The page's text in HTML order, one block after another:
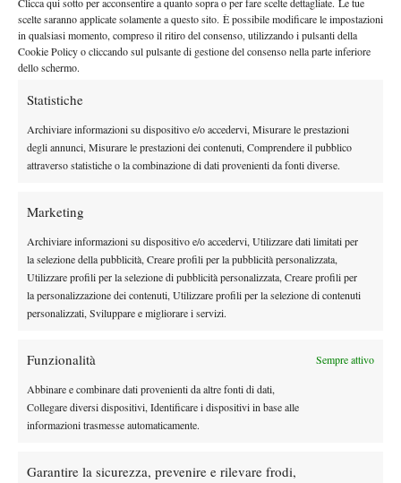
scelte saranno applicate solamente a questo sito. È possibile modificare le impostazioni
in qualsiasi momento, compreso il ritiro del consenso, utilizzando i pulsanti della
Cookie Policy o cliccando sul pulsante di gestione del consenso nella parte inferiore
dello schermo.
Statistiche
Archiviare informazioni su dispositivo e/o accedervi, Misurare le prestazioni
degli annunci, Misurare le prestazioni dei contenuti, Comprendere il pubblico
attraverso statistiche o la combinazione di dati provenienti da fonti diverse.
Marketing
Archiviare informazioni su dispositivo e/o accedervi, Utilizzare dati limitati per
la selezione della pubblicità, Creare profili per la pubblicità personalizzata,
Utilizzare profili per la selezione di pubblicità personalizzata, Creare profili per
la personalizzazione dei contenuti, Utilizzare profili per la selezione di contenuti
personalizzati, Sviluppare e migliorare i servizi.
Funzionalità Sempre attivo
Abbinare e combinare dati provenienti da altre fonti di dati,
Collegare diversi dispositivi, Identificare i dispositivi in base alle
informazioni trasmesse automaticamente.
Garantire la sicurezza, prevenire e rilevare frodi,
esprimerà il tennis migliore nel weekend vincerà il titolo”.
Insegnamenti e prospettive
trarre insegnamenti:
me tutto quello che ho vissuto in queste partite esicuramente mi
servirà per imparare e continuare a migliorare nelle prossime
settimane di allenamento”.
brillare anche a Wimbledon:
qualche giorno di riposo per recuperare bene da questa
settimana e prepararmi alla stagione sull’erba.Non ho molta
esperienza su questa superficie, quindi darò il massimo e
cercherò di mettere insieme qualche buona giornata di